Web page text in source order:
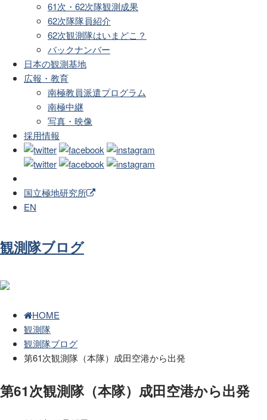
61次・62次隊観測成果
62次隊隊員紹介
62次観測隊はいまどこ？
バックナンバー
日本の観測基地
広報・教育
南極教員派遣プログラム
南極中継
写真・映像
採用情報
国立極地研究所
EN
観測隊ブログ
HOME
観測隊
観測隊ブログ
第61次観測隊（本隊）成田空港から出発
第61次観測隊（本隊）成田空港から出発